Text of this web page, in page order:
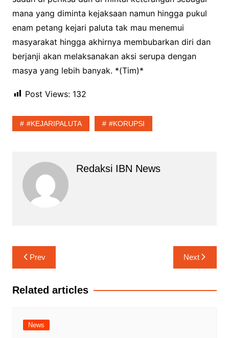
mana yang diminta kejaksaan namun hingga pukul
enam petang kejari paluta tak mau menemui
masyarakat hingga akhirnya membubarkan diri dan
berjanji akan melaksanakan aksi serupa dengan
masya yang lebih banyak. *(Tim)*
Post Views: 132
#KEJARIPALUTA #KORUPSI
Redaksi IBN News
Navigasi
pos
Prev Next
Related articles
News